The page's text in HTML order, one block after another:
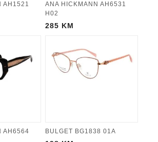
AH1521
ANA HICKMANN AH6531
H02
285 KM
AH6564
BULGET BG1838 01A